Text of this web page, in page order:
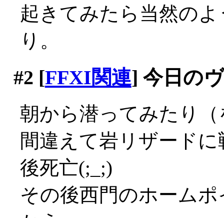
起きてみたら当然の
り。
#2 [FFXI関連] 今日の
朝から潜ってみたり（
間違えて岩リザード
後死亡(;_;)
その後西門のホーム